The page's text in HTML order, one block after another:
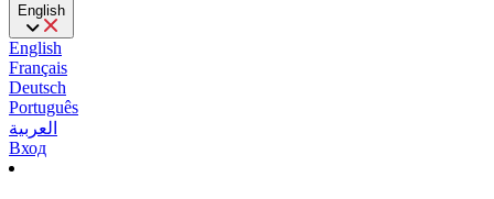
English
English
Français
Deutsch
Português
العربية
Вход